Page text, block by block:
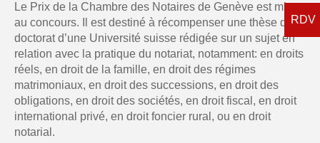
Le Prix de la Chambre des Notaires de Genève est mis
au concours. Il est destiné à récompenser une thèse de
doctorat d’une Université suisse rédigée sur un sujet en
relation avec la pratique du notariat, notamment: en droits
réels, en droit de la famille, en droit des régimes
matrimoniaux, en droit des successions, en droit des
obligations, en droit des sociétés, en droit fiscal, en droit
international privé, en droit foncier rural, ou en droit
notarial.